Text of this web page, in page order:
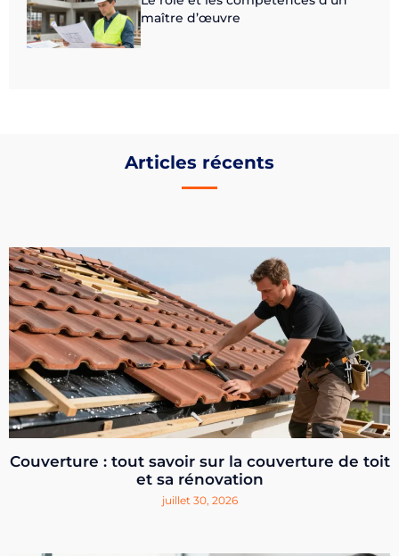
maître d’œuvre
Articles récents
Couverture : tout savoir sur la couverture de toit
et sa rénovation
juillet 30, 2026